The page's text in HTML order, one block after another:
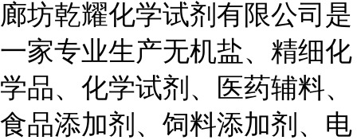
廊坊乾耀化学试剂有限公司是
一家专业生产无机盐、精细化
学品、化学试剂、医药辅料、
食品添加剂、饲料添加剂、电